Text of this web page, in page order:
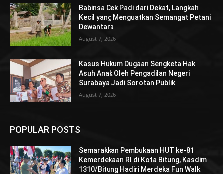
Babinsa Cek Padi dari Dekat, Langkah
Kecil yang Menguatkan Semangat Petani
Dewantara
August 7, 2026
Kasus Hukum Dugaan Sengketa Hak
Asuh Anak Oleh Pengadilan Negeri
Surabaya Jadi Sorotan Publik
August 7, 2026
POPULAR POSTS
Semarakkan Pembukaan HUT ke-81
Kemerdekaan RI di Kota Bitung, Kasdim
1310/Bitung Hadiri Merdeka Fun Walk